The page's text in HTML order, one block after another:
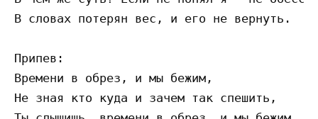
В словах потерян вес, и его не вернуть.
Припев:
Времени в обрез, и мы бежим,
Не зная кто куда и зачем так спешить,